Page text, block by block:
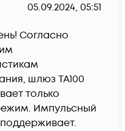
05.09.2024, 05:51
Согласно
шлюз TA100
только
Импульсный